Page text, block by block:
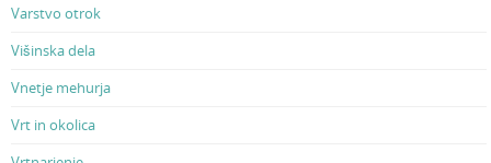
Varstvo otrok
Višinska dela
Vnetje mehurja
Vrt in okolica